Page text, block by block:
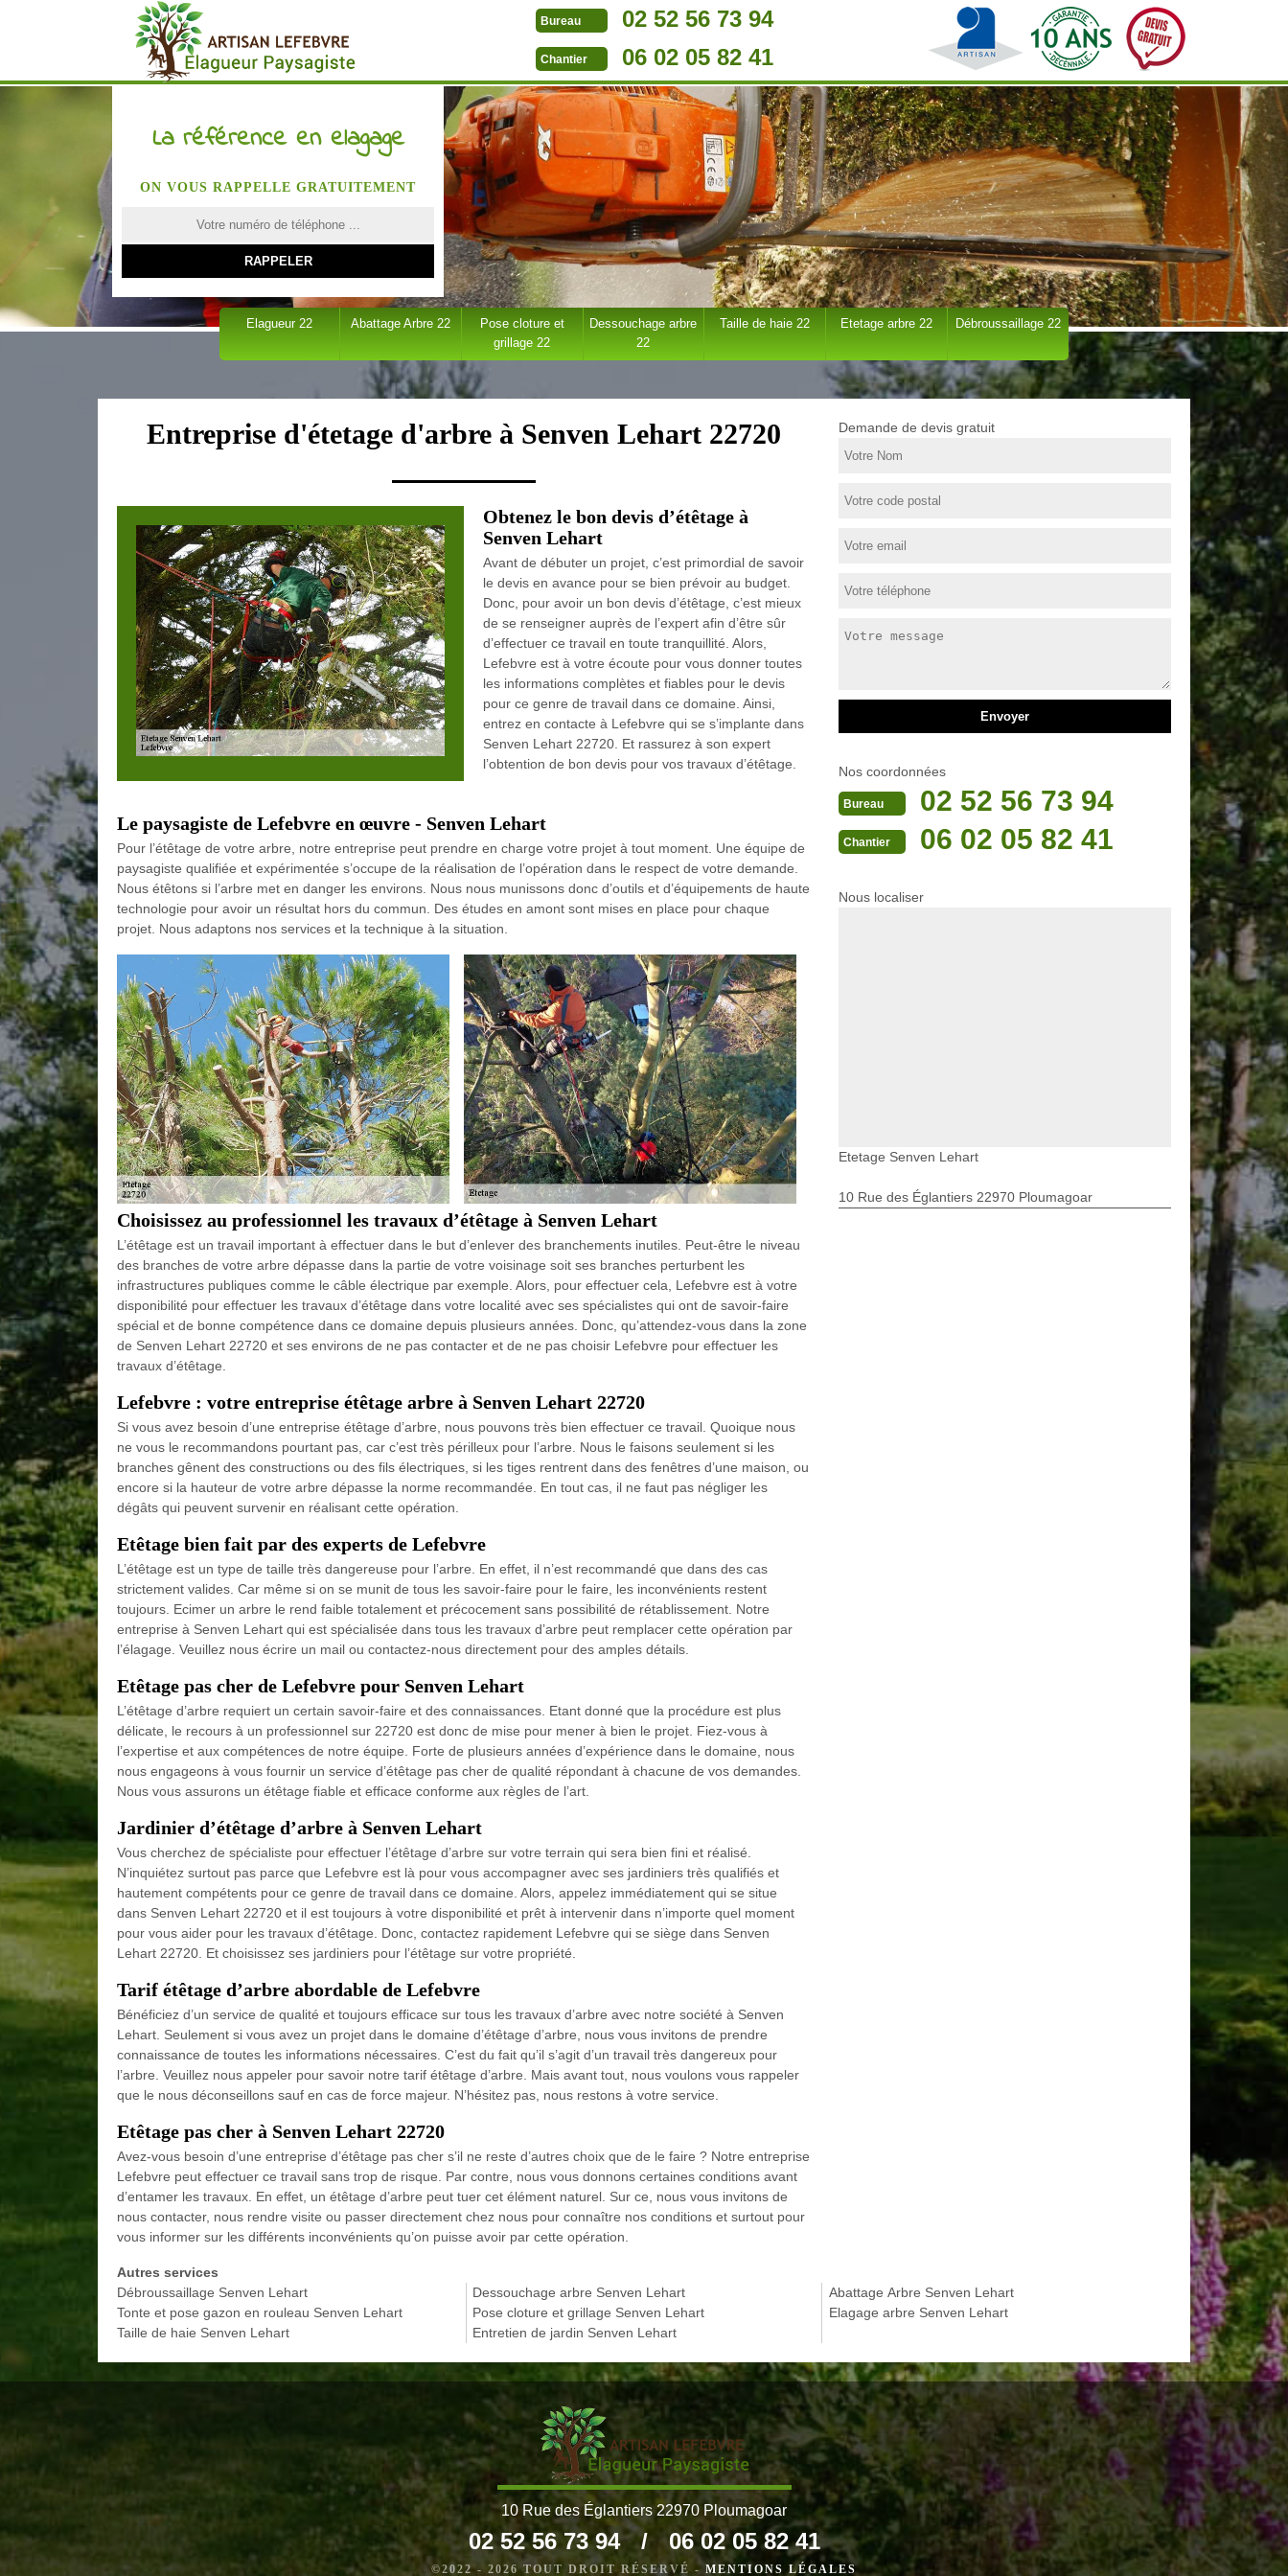
Bureau 02 52 56 73 94
Chantier 06 02 05 82 41
La référence en elagage
ON VOUS RAPPELLE GRATUITEMENT
Elagueur 22 Abattage Arbre 22
Pose cloture et
grillage 22
Dessouchage arbre
22
Taille de haie 22 Etetage arbre 22 Débroussaillage 22
Entreprise d'étetage d'arbre à Senven Lehart 22720
Obtenez le bon devis d’étêtage à
Senven Lehart
Avant de débuter un projet, c’est primordial de savoir
le devis en avance pour se bien prévoir au budget.
Donc, pour avoir un bon devis d’étêtage, c’est mieux
de se renseigner auprès de l’expert afin d’être sûr
d’effectuer ce travail en toute tranquillité. Alors,
Lefebvre est à votre écoute pour vous donner toutes
les informations complètes et fiables pour le devis
pour ce genre de travail dans ce domaine. Ainsi,
entrez en contacte à Lefebvre qui se s’implante dans
Senven Lehart 22720. Et rassurez à son expert
l’obtention de bon devis pour vos travaux d’étêtage.
Le paysagiste de Lefebvre en œuvre - Senven Lehart
Pour l’étêtage de votre arbre, notre entreprise peut prendre en charge votre projet à tout moment. Une équipe de
paysagiste qualifiée et expérimentée s’occupe de la réalisation de l’opération dans le respect de votre demande.
Nous étêtons si l’arbre met en danger les environs. Nous nous munissons donc d’outils et d’équipements de haute
technologie pour avoir un résultat hors du commun. Des études en amont sont mises en place pour chaque
projet. Nous adaptons nos services et la technique à la situation.
Choisissez au professionnel les travaux d’étêtage à Senven Lehart
L’étêtage est un travail important à effectuer dans le but d’enlever des branchements inutiles. Peut-être le niveau
des branches de votre arbre dépasse dans la partie de votre voisinage soit ses branches perturbent les
infrastructures publiques comme le câble électrique par exemple. Alors, pour effectuer cela, Lefebvre est à votre
disponibilité pour effectuer les travaux d’étêtage dans votre localité avec ses spécialistes qui ont de savoir-faire
spécial et de bonne compétence dans ce domaine depuis plusieurs années. Donc, qu’attendez-vous dans la zone
de Senven Lehart 22720 et ses environs de ne pas contacter et de ne pas choisir Lefebvre pour effectuer les
travaux d’étêtage.
Lefebvre : votre entreprise étêtage arbre à Senven Lehart 22720
Si vous avez besoin d’une entreprise étêtage d’arbre, nous pouvons très bien effectuer ce travail. Quoique nous
ne vous le recommandons pourtant pas, car c’est très périlleux pour l’arbre. Nous le faisons seulement si les
branches gênent des constructions ou des fils électriques, si les tiges rentrent dans des fenêtres d’une maison, ou
encore si la hauteur de votre arbre dépasse la norme recommandée. En tout cas, il ne faut pas négliger les
dégâts qui peuvent survenir en réalisant cette opération.
Etêtage bien fait par des experts de Lefebvre
L’étêtage est un type de taille très dangereuse pour l’arbre. En effet, il n’est recommandé que dans des cas
strictement valides. Car même si on se munit de tous les savoir-faire pour le faire, les inconvénients restent
toujours. Ecimer un arbre le rend faible totalement et précocement sans possibilité de rétablissement. Notre
entreprise à Senven Lehart qui est spécialisée dans tous les travaux d’arbre peut remplacer cette opération par
l’élagage. Veuillez nous écrire un mail ou contactez-nous directement pour des amples détails.
Etêtage pas cher de Lefebvre pour Senven Lehart
L’étêtage d’arbre requiert un certain savoir-faire et des connaissances. Etant donné que la procédure est plus
délicate, le recours à un professionnel sur 22720 est donc de mise pour mener à bien le projet. Fiez-vous à
l’expertise et aux compétences de notre équipe. Forte de plusieurs années d’expérience dans le domaine, nous
nous engageons à vous fournir un service d’étêtage pas cher de qualité répondant à chacune de vos demandes.
Nous vous assurons un étêtage fiable et efficace conforme aux règles de l’art.
Jardinier d’étêtage d’arbre à Senven Lehart
Vous cherchez de spécialiste pour effectuer l’étêtage d’arbre sur votre terrain qui sera bien fini et réalisé.
N’inquiétez surtout pas parce que Lefebvre est là pour vous accompagner avec ses jardiniers très qualifiés et
hautement compétents pour ce genre de travail dans ce domaine. Alors, appelez immédiatement qui se situe
dans Senven Lehart 22720 et il est toujours à votre disponibilité et prêt à intervenir dans n’importe quel moment
pour vous aider pour les travaux d’étêtage. Donc, contactez rapidement Lefebvre qui se siège dans Senven
Lehart 22720. Et choisissez ses jardiniers pour l’étêtage sur votre propriété.
Tarif étêtage d’arbre abordable de Lefebvre
Bénéficiez d’un service de qualité et toujours efficace sur tous les travaux d’arbre avec notre société à Senven
Lehart. Seulement si vous avez un projet dans le domaine d’étêtage d’arbre, nous vous invitons de prendre
connaissance de toutes les informations nécessaires. C’est du fait qu’il s’agit d’un travail très dangereux pour
l’arbre. Veuillez nous appeler pour savoir notre tarif étêtage d’arbre. Mais avant tout, nous voulons vous rappeler
que le nous déconseillons sauf en cas de force majeur. N’hésitez pas, nous restons à votre service.
Etêtage pas cher à Senven Lehart 22720
Avez-vous besoin d’une entreprise d’étêtage pas cher s’il ne reste d’autres choix que de le faire ? Notre entreprise
Lefebvre peut effectuer ce travail sans trop de risque. Par contre, nous vous donnons certaines conditions avant
d’entamer les travaux. En effet, un étêtage d’arbre peut tuer cet élément naturel. Sur ce, nous vous invitons de
nous contacter, nous rendre visite ou passer directement chez nous pour connaître nos conditions et surtout pour
vous informer sur les différents inconvénients qu’on puisse avoir par cette opération.
Demande de devis gratuit
Nos coordonnées
Bureau 02 52 56 73 94
Chantier 06 02 05 82 41
Nous localiser
Etetage Senven Lehart
10 Rue des Églantiers 22970 Ploumagoar
Autres services
Débroussaillage Senven Lehart
Tonte et pose gazon en rouleau Senven Lehart
Taille de haie Senven Lehart
Dessouchage arbre Senven Lehart
Pose cloture et grillage Senven Lehart
Entretien de jardin Senven Lehart
Abattage Arbre Senven Lehart
Elagage arbre Senven Lehart
10 Rue des Églantiers 22970 Ploumagoar
02 52 56 73 94 / 06 02 05 82 41
©2022 - 2026 TOUT DROIT RÉSERVÉ - MENTIONS LÉGALES